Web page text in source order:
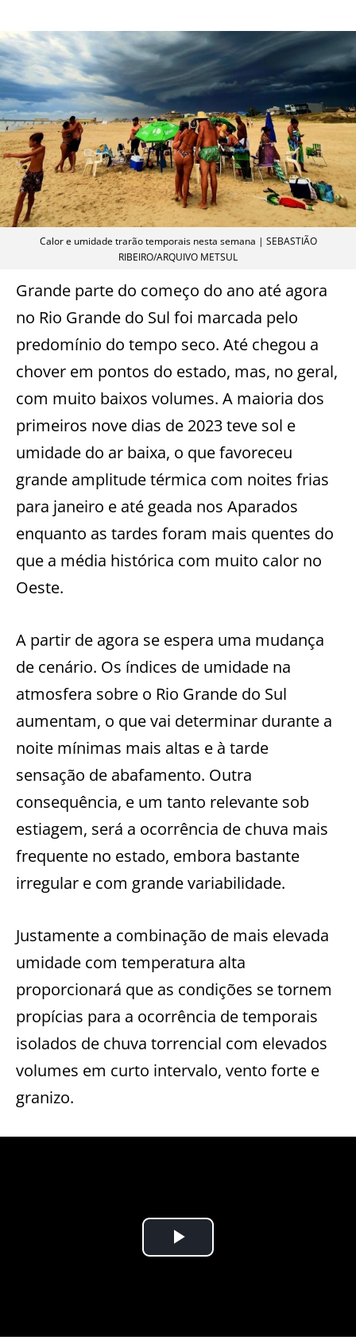
Calor e umidade trarão temporais nesta semana | SEBASTIÃO
RIBEIRO/ARQUIVO METSUL
Grande parte do começo do ano até agora
no Rio Grande do Sul foi marcada pelo
predomínio do tempo seco. Até chegou a
chover em pontos do estado, mas, no geral,
com muito baixos volumes. A maioria dos
primeiros nove dias de 2023 teve sol e
umidade do ar baixa, o que favoreceu
grande amplitude térmica com noites frias
para janeiro e até geada nos Aparados
enquanto as tardes foram mais quentes do
que a média histórica com muito calor no
Oeste.
A partir de agora se espera uma mudança
de cenário. Os índices de umidade na
atmosfera sobre o Rio Grande do Sul
aumentam, o que vai determinar durante a
noite mínimas mais altas e à tarde
sensação de abafamento. Outra
consequência, e um tanto relevante sob
estiagem, será a ocorrência de chuva mais
frequente no estado, embora bastante
irregular e com grande variabilidade.
Justamente a combinação de mais elevada
umidade com temperatura alta
proporcionará que as condições se tornem
propícias para a ocorrência de temporais
isolados de chuva torrencial com elevados
volumes em curto intervalo, vento forte e
granizo.